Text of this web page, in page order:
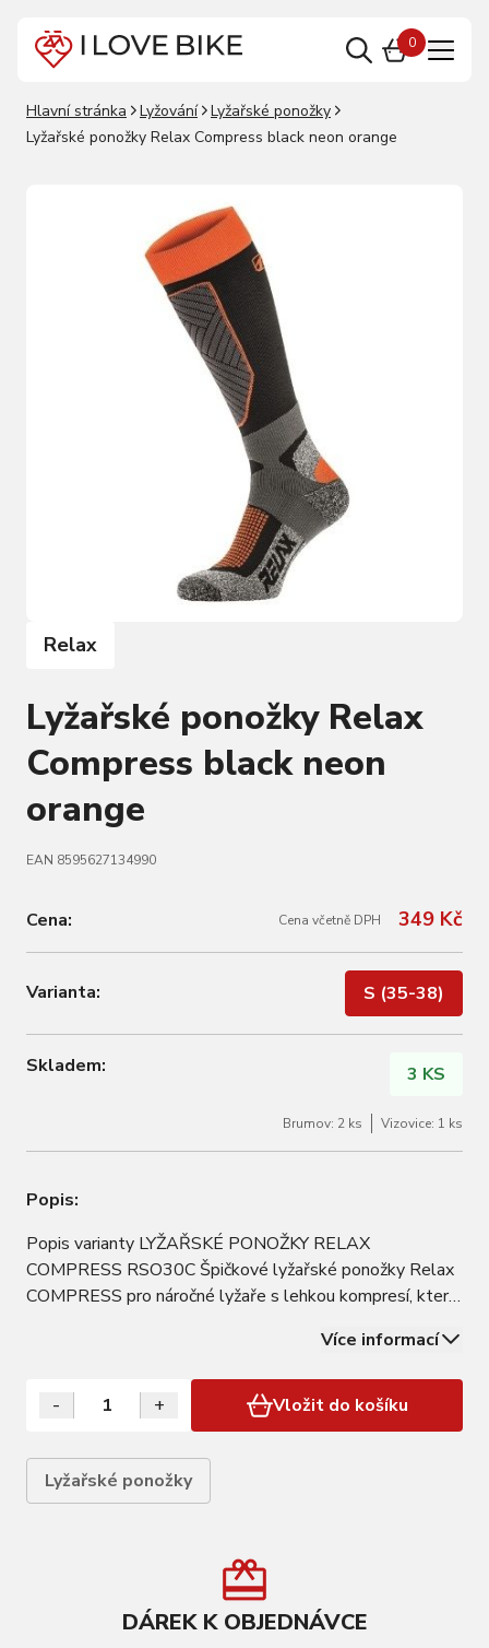
0
Hlavní stránka Lyžování
Lyžařské ponožky
Lyžařské ponožky Relax Compress black neon orange
Relax
Lyžařské ponožky Relax
Compress black neon
orange
EAN 8595627134990
Cena: Cena včetně DPH 349 Kč
Varianta: S (35-38)
Skladem: 3 KS
Brumov: 2 ks Vizovice: 1 ks
Popis:
Popis varianty LYŽAŘSKÉ PONOŽKY RELAX
COMPRESS RSO30C Špičkové lyžařské ponožky Relax
COMPRESS pro náročné lyžaře s lehkou kompresí, která
zrychluje regeneraci. Zesílení v oblasti holenní kosti G-
FORCE zaručuje vynikající přenos síly přímo na…
Více informací
- + Vložit do košíku
Lyžařské ponožky
DÁREK K OBJEDNÁVCE